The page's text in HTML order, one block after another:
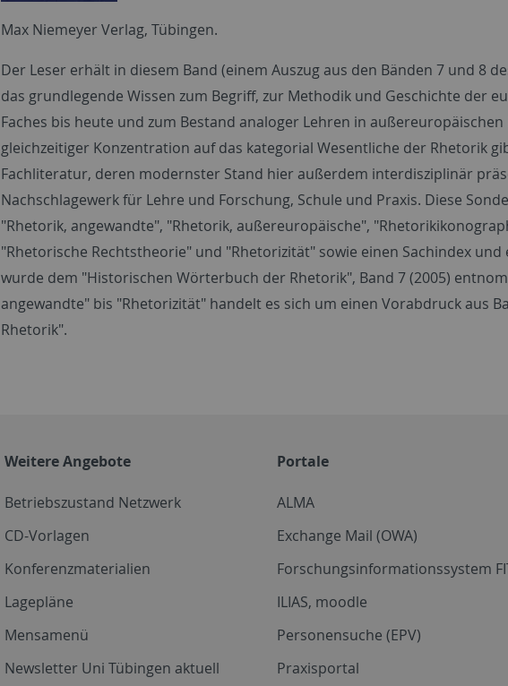
Max Niemeyer Verlag, Tübingen.
Der Leser erhält in diesem Band (einem Auszug aus den Bänden 7 und 8
das grundlegende Wissen zum Begriff, zur Methodik und Geschichte der
Faches bis heute und zum Bestand analoger Lehren in
gleichzeitiger Konzentration auf das kategorial Wesentliche der Rhetorik
Fachliteratur, deren modernster Stand hier außerdem interdisziplinär
Nachschlagewerk für Lehre und Forschung, Schule und Praxis. Diese
"Rhetorik, angewandte", "Rhetorik, außereuropäische",
"Rhetorische Rechtstheorie" und "Rhetorizität" sowie einen Sachindex
wurde dem "Historischen Wörterbuch der Rhetorik", Band 7 (2005)
angewandte" bis "Rhetorizität" handelt es sich um einen Vorabdruck aus
Rhetorik".
Weitere Angebote
Betriebszustand Netzwerk
CD-Vorlagen
Konferenzmaterialien
Lagepläne
Mensamenü
Newsletter Uni Tübingen aktuell
Portale
ALMA
Exchange Mail (OWA)
Forschungsinformationssystem
ILIAS, moodle
Personensuche (EPV)
Praxisportal